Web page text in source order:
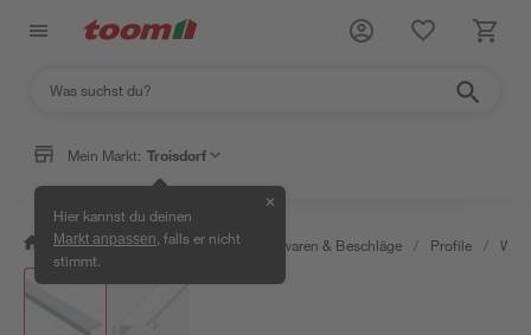
Mein Markt: Troisdorf
Hier kannst du deinen
Markt anpassen , falls er nicht
stimmt.
✕
/ Werkstatt & Maschinen / Eisenwaren & Beschläge / Profile /